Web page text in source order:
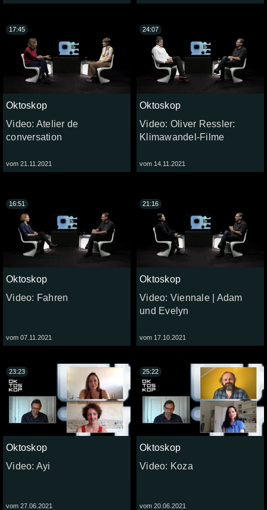
Oktoskop
Video: Atelier de
conversation
vom 21.11.2021
17:45
Oktoskop
Video: Oliver Ressler:
Klimawandel-Filme
vom 14.11.2021
24:07
Oktoskop
Video: Fahren
vom 07.11.2021
16:51
Oktoskop
Video: Viennale | Adam
und Evelyn
vom 17.10.2021
21:16
Oktoskop
Video: Ayi
vom 27.06.2021
23:23
Oktoskop
Video: Koza
vom 20.06.2021
25:22